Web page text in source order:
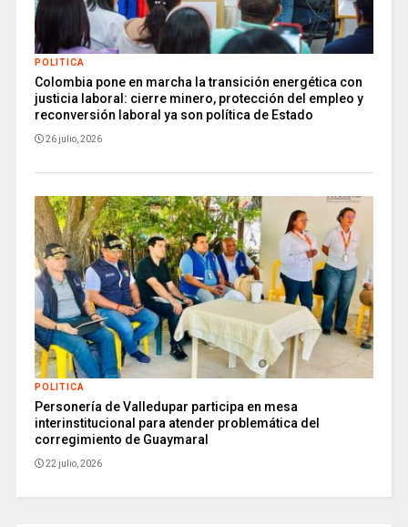
POLITICA
Colombia pone en marcha la transición energética con
justicia laboral: cierre minero, protección del empleo y
reconversión laboral ya son política de Estado
26 julio, 2026
POLITICA
Personería de Valledupar participa en mesa
interinstitucional para atender problemática del
corregimiento de Guaymaral
22 julio, 2026